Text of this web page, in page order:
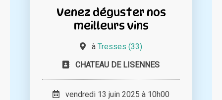
Venez déguster nos
meilleurs vins
à Tresses (33)
CHATEAU DE LISENNES
vendredi 13 juin 2025 à 10h00